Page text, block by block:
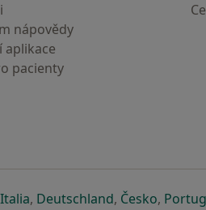
nápovědy
aplikace
pacienty
nové záložce
otevře v nové záložce
Italiase otevře v nové záložce
, Deutschlandse otevře v
, Českose
,